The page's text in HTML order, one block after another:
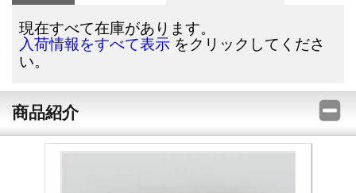
現在すべて在庫があります。
入荷情報をすべて表示 をクリックしてくださ
い。
商品紹介